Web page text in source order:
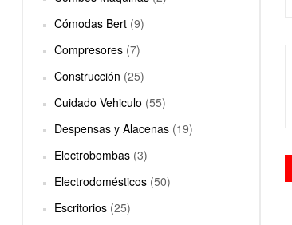
Cómodas Bert (9)
Compresores (7)
Construcción (25)
Cuidado Vehiculo (55)
Despensas y Alacenas (19)
Electrobombas (3)
Electrodomésticos (50)
Escritorios (25)